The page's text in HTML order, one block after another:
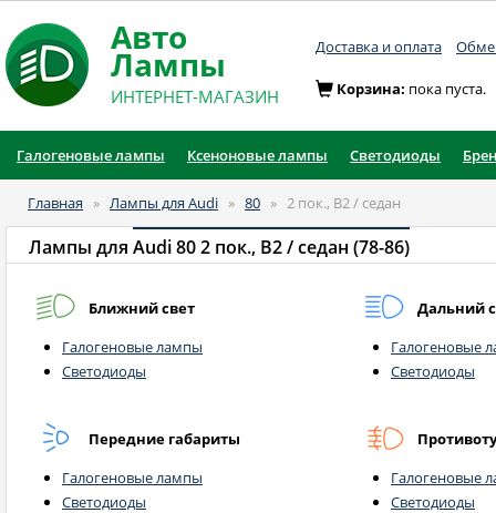
Авто
Лампы
ИНТЕРНЕТ-МАГАЗИН
Доставка и оплата
Корзина: пока пуста.
Галогеновые лампы Ксеноновые лампы Светодиоды
Главная » Лампы для Audi » 80 » 2 пок., B2 / седан
Лампы для Audi 80 2 пок., B2 / седан (78-86)
Ближний свет
Галогеновые лампы
Светодиоды
Дальний
Галогеновые
Светодиоды
Передние габариты
Галогеновые лампы
Светодиоды
Галогеновые
Светодиоды